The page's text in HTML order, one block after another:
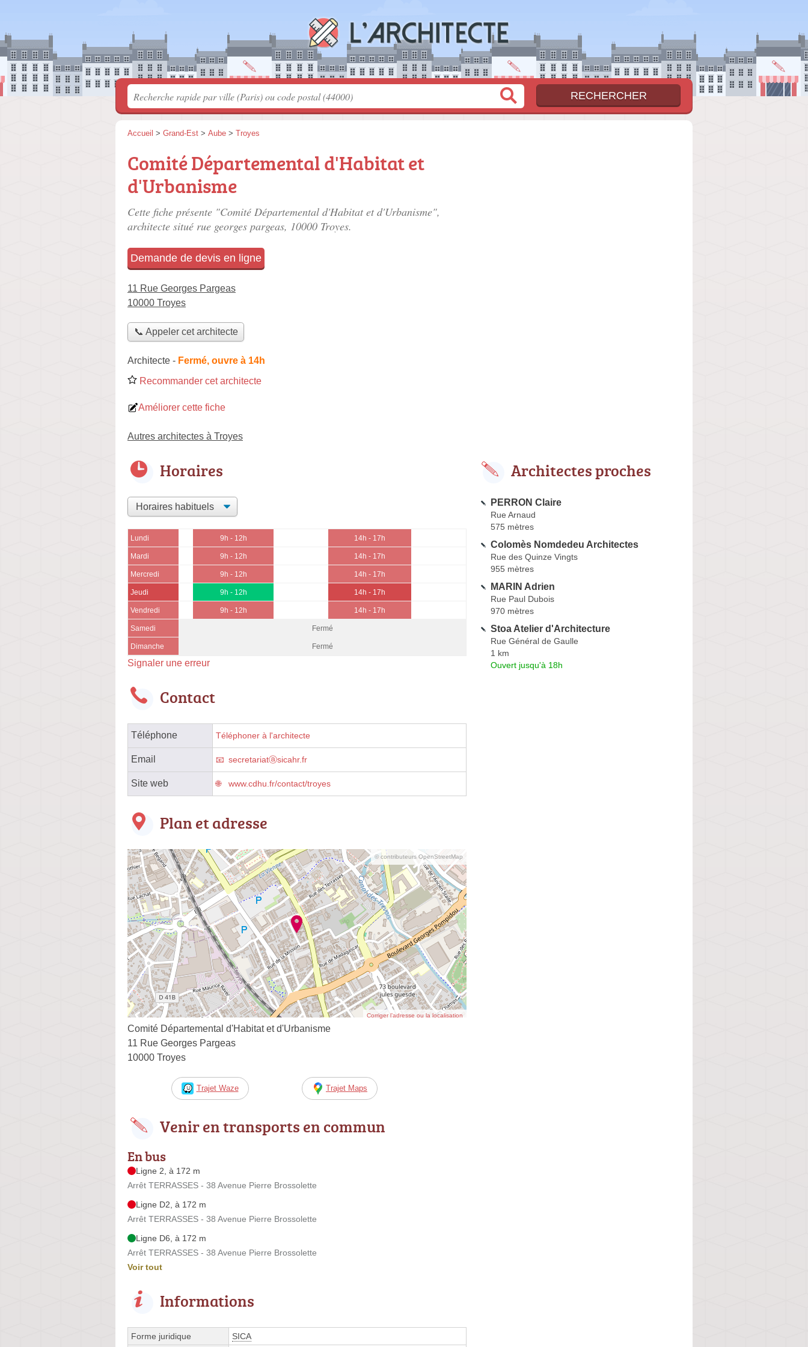
Accueil > Grand-Est > Aube > Troyes
Comité Départemental d'Habitat et
d'Urbanisme
Cette fiche présente "Comité Départemental d'Habitat et d'Urbanisme",
architecte situé rue georges pargeas, 10000 Troyes.
Demande de devis en ligne
11 Rue Georges Pargeas
10000 Troyes
📞 Appeler cet architecte
Architecte - Fermé, ouvre à 14h
Recommander cet architecte
Améliorer cette fiche
Autres architectes à Troyes
Horaires
Lundi 9h - 12h 14h - 17h
Mardi 9h - 12h 14h - 17h
Mercredi 9h - 12h 14h - 17h
Jeudi 9h - 12h 14h - 17h
Vendredi 9h - 12h 14h - 17h
Samedi Fermé
Dimanche Fermé
Signaler une erreur
Contact
Téléphone Téléphoner à l'architecte
Email secretariatⓐsicahr.fr
Site web www.cdhu.fr/contact/troyes
Plan et adresse
© contributeurs OpenStreetMap
Corriger l’adresse ou la localisation
Comité Départemental d'Habitat et d'Urbanisme
11 Rue Georges Pargeas
10000 Troyes
Trajet Waze Trajet Maps
Venir en transports en commun
En bus
Ligne 2, à 172 m
Arrêt TERRASSES - 38 Avenue Pierre Brossolette
Ligne D2, à 172 m
Arrêt TERRASSES - 38 Avenue Pierre Brossolette
Ligne D6, à 172 m
Arrêt TERRASSES - 38 Avenue Pierre Brossolette
Voir tout
Informations
Forme juridique SICA
Architectes proches
PERRON Claire
Rue Arnaud
575 mètres
Colomès Nomdedeu Architectes
Rue des Quinze Vingts
955 mètres
MARIN Adrien
Rue Paul Dubois
970 mètres
Stoa Atelier d'Architecture
Rue Général de Gaulle
1 km
Ouvert jusqu'à 18h